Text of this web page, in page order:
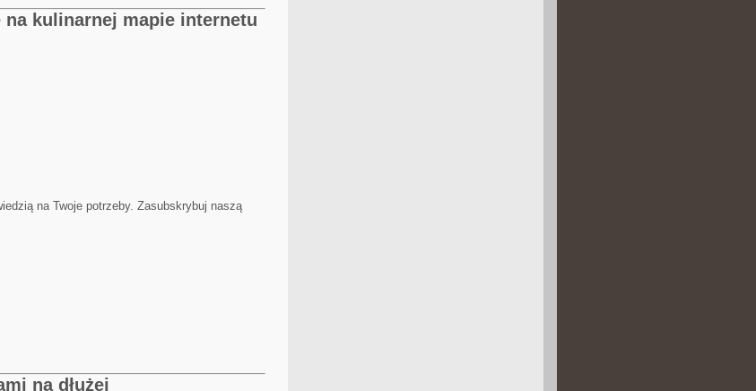
kulinarnej mapie internetu
na Twoje potrzeby. Zasubskrybuj naszą
na dłużej